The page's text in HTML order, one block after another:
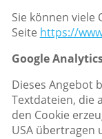
Sie können viele
Seite https://
Google
Dieses Angebot
Textdateien, die
den Cookie
USA übertragen